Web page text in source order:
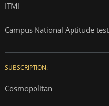
ITMI
Campus National Aptitude test
SUBSCRIPTION:
Cosmopolitan